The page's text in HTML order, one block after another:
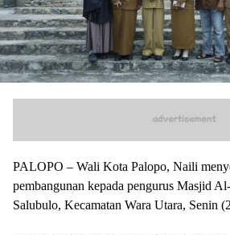
PALOPO – Wali Kota Palopo, Naili
pembangunan kepada pengurus Masjid
Salubulo, Kecamatan Wara Utara, Senin